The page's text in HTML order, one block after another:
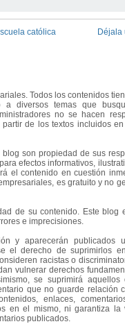
católica Déjala
Todos los contenidos
a diversos temas que
no se hacen
de los textos incluidos
son propiedad de sus
efectos informativos,
el contenido en cuestión
es gratuito y no
de su contenido. Este blog
e imprecisiones.
y aparecerán publicados
el derecho de suprimirlos
racistas o
vulnerar derechos
se suprimirá aquellos
que no guarde relación
enlaces,
en el mismo, ni garantiza la
publicados.